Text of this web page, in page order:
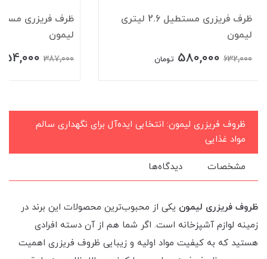
ظرف فریزری مستطیل 2.6 لیتری
لیمون
632,000
580,000 تومان
لیمون
387,000
ظروف فریزری لیمون: انتخابی ایده‌آل برای نگهداری سالم
مواد غذایی
مشخصات دیدگاه‌ها
ظروف فریزری لیمون یکی از محبوب‌ترین محصولات این برند در
زمینه لوازم آشپزخانه است. اگر شما هم از آن دسته افرادی
هستید که به کیفیت مواد اولیه و زیبایی ظروف فریزری اهمیت